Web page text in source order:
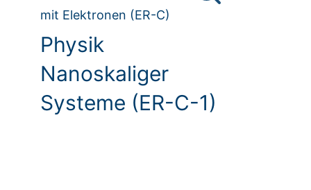
mit Elektronen (ER-C)
Physik
Nanoskaliger
Systeme (ER-C-1)